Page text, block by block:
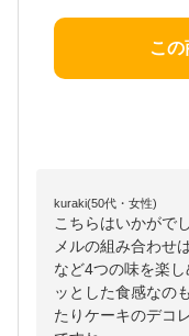
この
kuraki(50代・女性)
こちらはいかがで
メルの組み合わせ
など4つの味を楽
ッとした食感なの
たりケーキのデコ